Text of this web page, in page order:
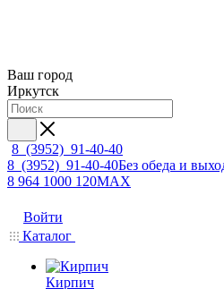
Ваш город
Иркутск
8 (3952) 91-40-40
8 (3952) 91-40-40Без обеда и
8 964 1000 120MAX
Войти
Каталог
Кирпич